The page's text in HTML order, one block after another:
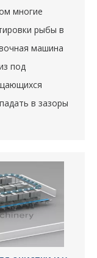
многие
рыбы в
машина
под
в зазоры